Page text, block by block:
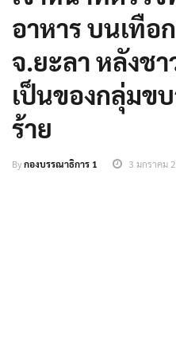
อาหาร บนเทือ
จ.ยะลา หลังช
เป็นของกลุ่มข
ร้าย
Byกองบรรณาธิการ 1 3 มกราคม